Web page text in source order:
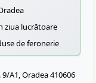
ziua lucrătoare
de feronerie
A1, Oradea 410606